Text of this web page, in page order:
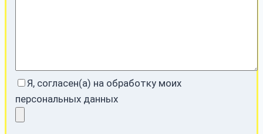
Я, согласен(а) на обработку моих
персональных данных